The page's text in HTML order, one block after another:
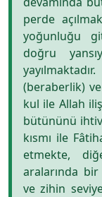
perde
yoğunluğu
doğru
(beraberlik)
kul ile Allah
bütününü
kısmı ile
etmekte,
aralarında
ve zihin